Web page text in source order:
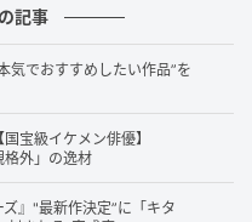
ようになりました。そ
人の少女が現れ、家族写
彼に伝える
記事
気でおすすめしたい作品”を
宝級イケメン俳優】
格外」の逸材
』"最新作決定”に「キタ